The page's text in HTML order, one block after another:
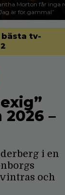
Morton får inga
är för gammal”
tv-
–
i en
vintras och